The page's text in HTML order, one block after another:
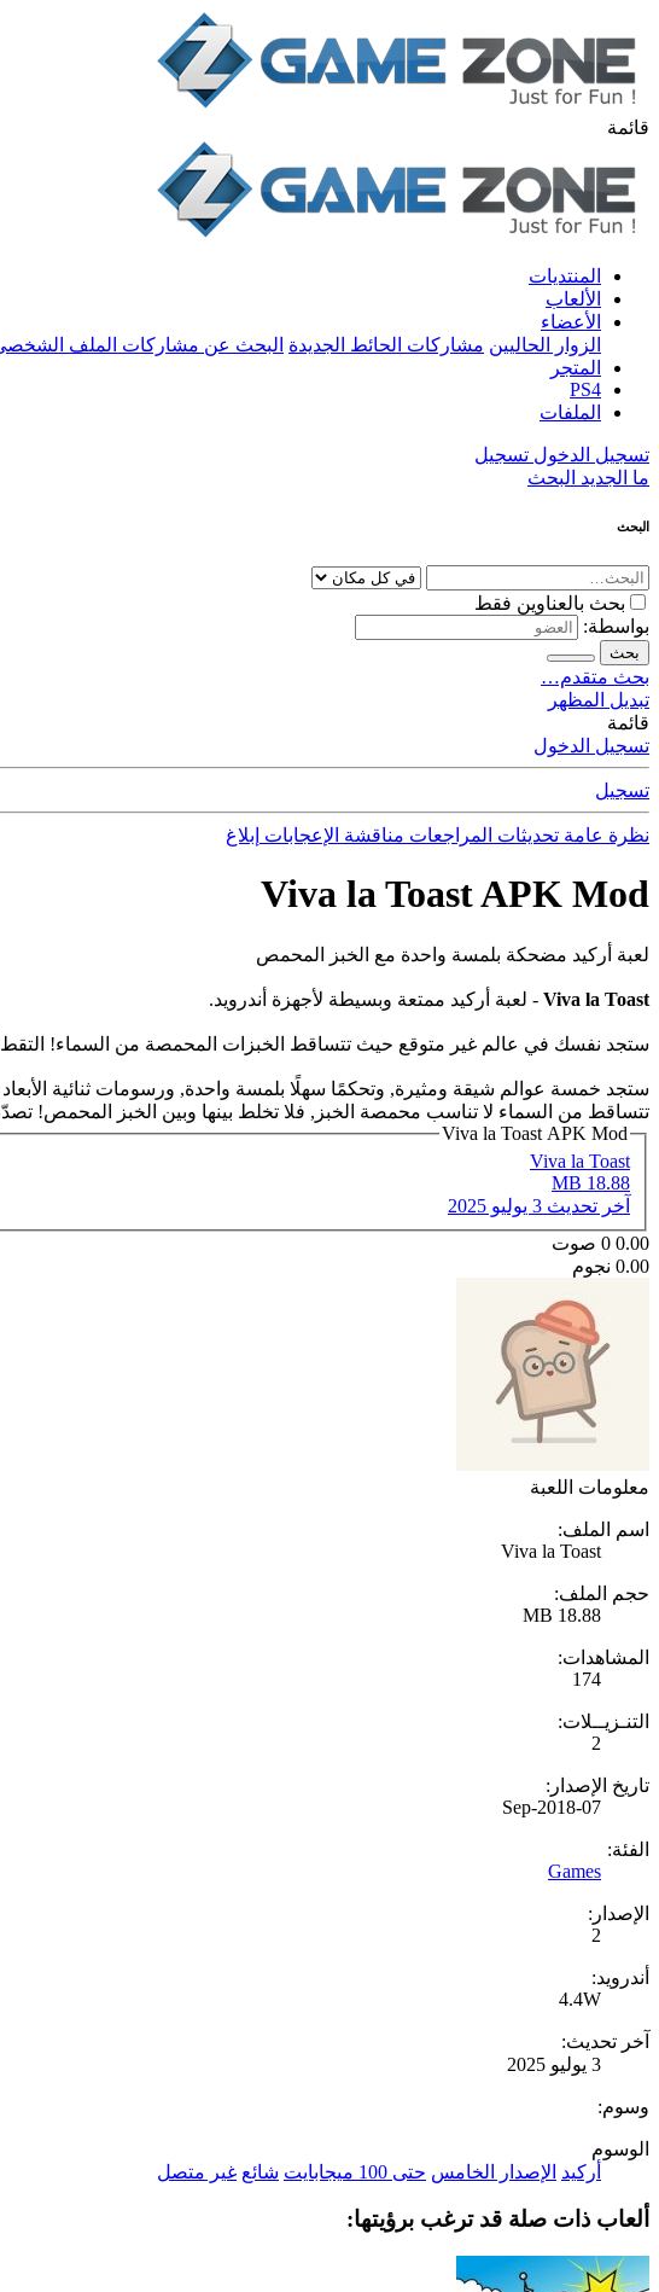
قائمة
المنتديات
الألعاب
الأعضاء
الزوار الحاليين مشاركات الحائط الجديدة البحث عن مشاركات الملف
المتجر
PS4
الملفات
تسجيل الدخول تسجيل
ما الجديد البحث
البحث
بحث بالعناوين فقط
بواسطة:
بحث
بحث متقدم…
تبديل المظهر
قائمة
تسجيل الدخول
تسجيل
نظرة عامة تحديثات المراجعات مناقشة الإعجابات إبلاغ
Viva la Toast APK Mod
لعبة أركيد مضحكة بلمسة واحدة مع الخبز المحمص
Viva la Toast - لعبة أركيد ممتعة وبسيطة لأجهزة أندرويد.
ستجد نفسك في عالم غير متوقع حيث تتساقط الخبزات المحمصة من السماء!
ستجد خمسة عوالم شيقة ومثيرة, وتحكمًا سهلًا بلمسة واحدة, ورسومات ثنائية
تتساقط من السماء لا تناسب محمصة الخبز, فلا تخلط بينها وبين الخبز المحمص!
Viva la Toast APK Mod
Viva la Toast
18.88 MB
آخر تحديث 3 يوليو 2025
0.00
0 صوت
0.00 نجوم
معلومات اللعبة
اسم الملف:
Viva la Toast
حجم الملف:
18.88 MB
المشاهدات:
174
التنـزيــلات:
2
تاريخ الإصدار:
07-Sep-2018
الفئة:
Games
الإصدار:
2
أندرويد:
4.4W
آخر تحديث:
3 يوليو 2025
وسوم:
الوسوم
أركيد الإصدار الخامس حتى 100 ميجابايت شائع غير متصل
ألعاب ذات صلة قد ترغب برؤيتها: